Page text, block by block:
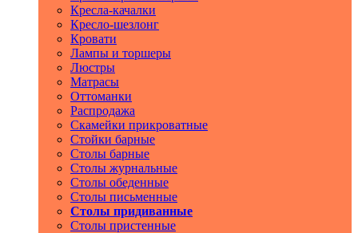
Кресла-качалки
Кресло-шезлонг
Кровати
Лампы и торшеры
Люстры
Матрасы
Оттоманки
Распродажа
Скамейки прикроватные
Стойки барные
Столы барные
Столы журнальные
Столы обеденные
Столы письменные
Столы придиванные
Столы пристенные